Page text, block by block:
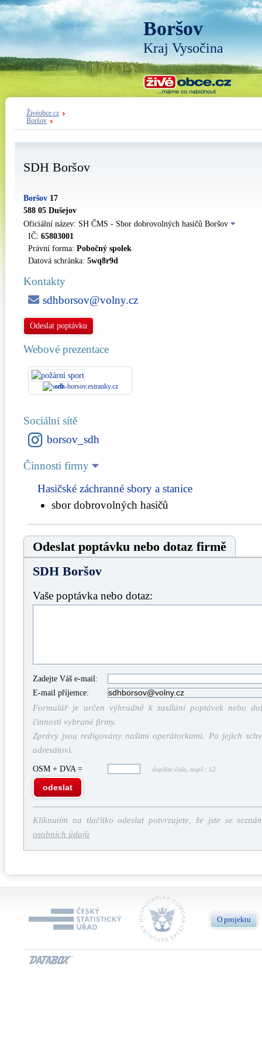
Boršov
Kraj Vysočina
Živéobce.cz
Boršov
SDH Boršov
Boršov 17
588 05 Dušejov
Oficiální název: SH ČMS - Sbor dobrovolných hasičů Boršov
IČ: 65803001
Právní forma: Pobočný spolek
Datová schránka: 5wq8r9d
Kontakty
sdhborsov@volny.cz
Odeslat poptávku
Webové prezentace
sdh-borsov.estranky.cz
Sociální sítě
borsov_sdh
Činnosti firmy
Hasičské záchranné sbory a stanice
sbor dobrovolných hasičů
Odeslat poptávku nebo dotaz firmě
SDH Boršov
Vaše poptávka nebo dotaz:
Zadejte Váš e-mail:
E-mail příjemce:
Formulář je určen výhradně k zasílání poptávek nebo
činností vybrané firmy.
Zprávy jsou redigovány našimi operátorkami. Po jejich
adresátovi.
OSM + DVA = doplňte číslo, např.: 12
odeslat
Kliknutím na tlačítko odeslat potvrzujete, že jste se
osobních údajů
O projektu